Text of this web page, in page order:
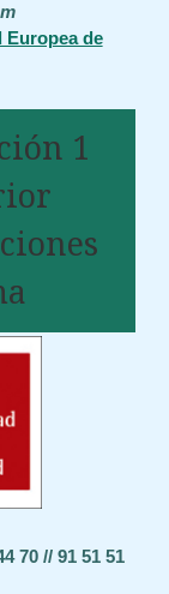
Europea de
1
70 // 91 51 51